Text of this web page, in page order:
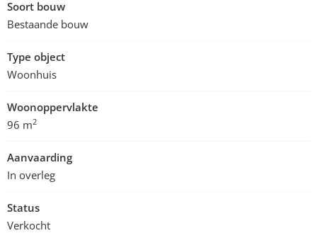
Soort bouw
Bestaande bouw
Type object
Woonhuis
Woonoppervlakte
96 m2
Aanvaarding
In overleg
Status
Verkocht